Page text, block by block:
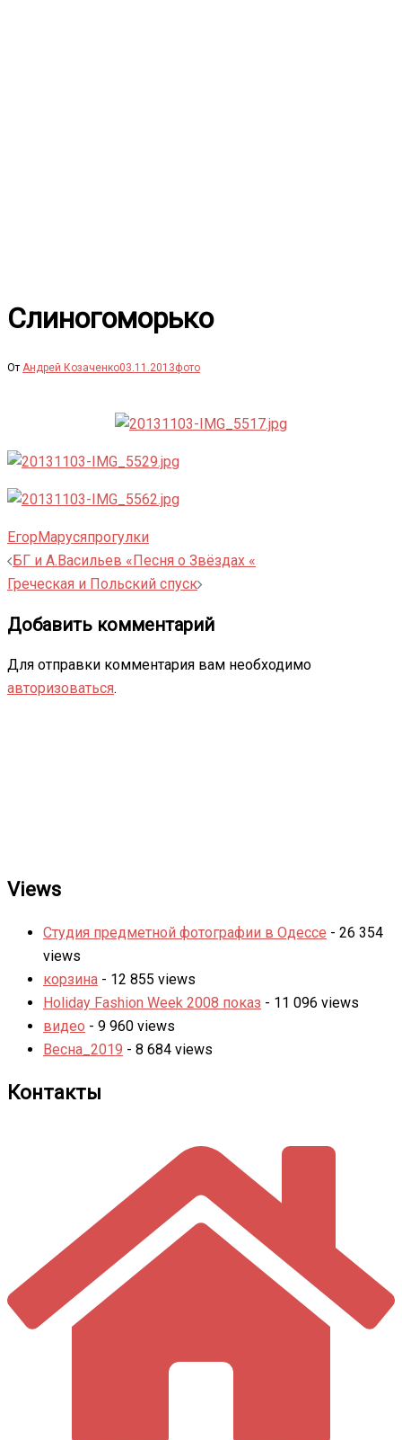
Слиногоморько
От Андрей Козаченко03.11.2013фото
ЕгорМарусяпрогулки
Навигация
записи
БГ и А.Васильев «Песня о Звёздах «
Греческая и Польский спуск
Добавить комментарий
Для отправки комментария вам необходимо
авторизоваться.
Views
Студия предметной фотографии в Одессе - 26 354
views
корзина - 12 855 views
Holiday Fashion Week 2008 показ - 11 096 views
видео - 9 960 views
Весна_2019 - 8 684 views
Контакты